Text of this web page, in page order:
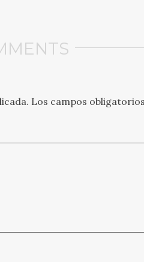
Los campos